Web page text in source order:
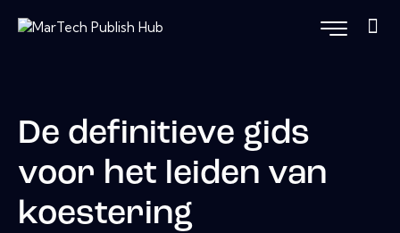
De definitieve gids
voor het leiden van
koestering